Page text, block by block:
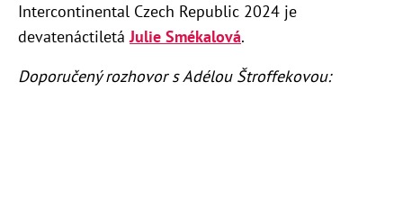
Intercontinental Czech Republic 2024 je
devatenáctiletáJulie Smékalová.
Doporučený rozhovor s Adélou Štroffekovou: